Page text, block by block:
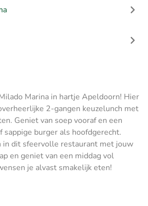
Marina in hartje Apeldoorn! Hier
2-gangen keuzelunch met
Geniet van soep vooraf en een
sappige burger als hoofdgerecht.
in dit sfeervolle restaurant met jouw
en geniet van een middag vol
je alvast smakelijk eten!